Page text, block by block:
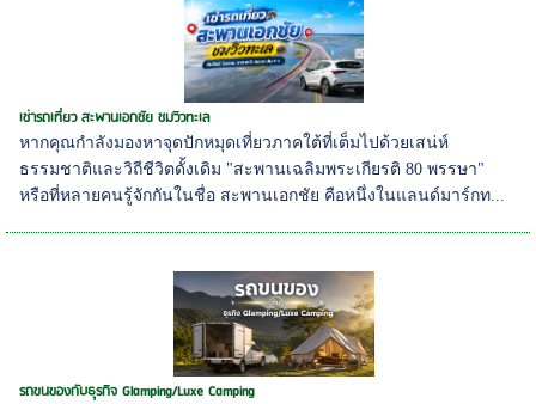
เช่ารถเที่ยว สะพานเอกชัย ชมวิวทะเล
หากคุณกำลังมองหาจุดปักหมุดเที่ยวภาคใต้ที่เต็มไปด้วยเสน่ห์
ธรรมชาติและวิถีชีวิตดั้งเดิม "สะพานเฉลิมพระเกียรติ 80 พรรษา"
หรือที่หลายคนรู้จักกันในชื่อ สะพานเอกชัย คือหนึ่งในแลนด์มาร์กท...
รถขนของกับธุรกิจ Glamping/Luxe Camping